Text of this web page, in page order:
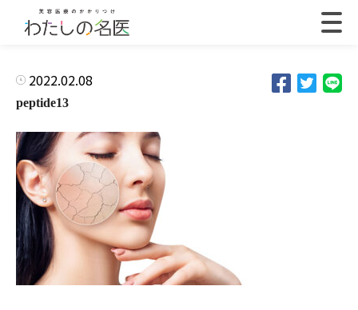
2022.02.08
peptide13